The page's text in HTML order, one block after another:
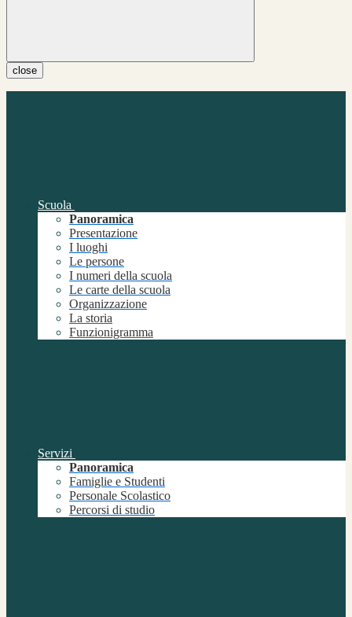
close
Scuola
Panoramica
Presentazione
I luoghi
Le persone
I numeri della scuola
Le carte della scuola
Organizzazione
La storia
Funzionigramma
Servizi
Panoramica
Famiglie e Studenti
Personale Scolastico
Percorsi di studio